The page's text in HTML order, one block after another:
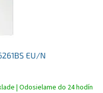
EU/N
| Odosielame do 24 hodín